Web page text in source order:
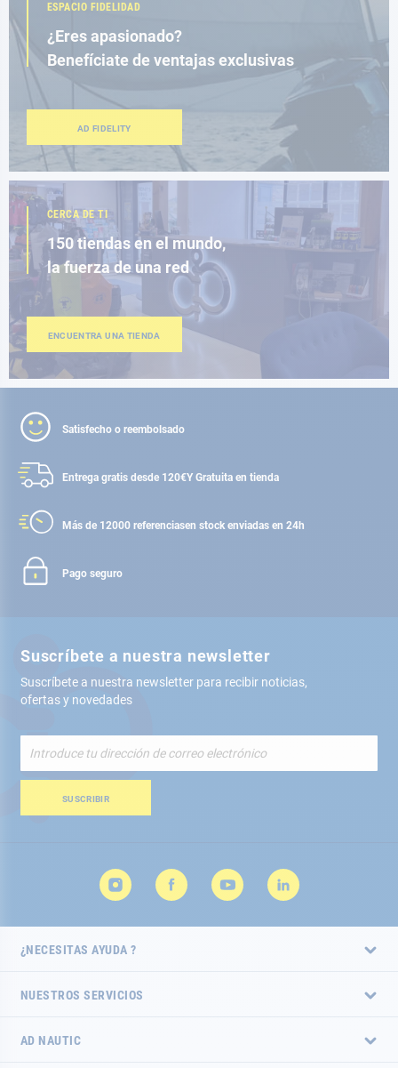
ESPACIO FIDELIDAD
¿Eres apasionado?
Benefíciate de ventajas exclusivas
AD FIDELITY
CERCA DE TI
150 tiendas en el mundo,
la fuerza de una red
ENCUENTRA UNA TIENDA
Satisfecho o reembolsado
Entrega gratis desde 120€Y Gratuita en tienda
Más de 12000 referenciasen stock enviadas en 24h
Pago seguro
Suscríbete a nuestra newsletter
Suscríbete a nuestra newsletter para recibir noticias,
ofertas y novedades
nuestro
de
SUSCRIBIR
¿NECESITAS AYUDA ?
NUESTROS SERVICIOS
AD NAUTIC